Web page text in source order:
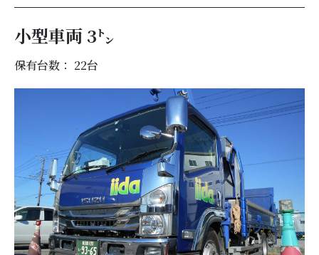
小型車両 3㌧
保有台数： 22台